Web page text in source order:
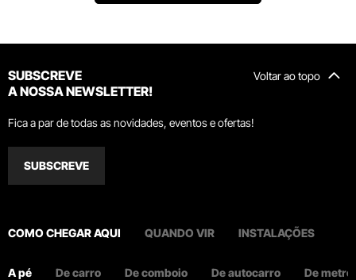
Voltar ao topo
SUBSCREVE
A NOSSA NEWSLETTER!
Fica a par de todas as novidades, eventos e ofertas!
SUBSCREVE
COMO CHEGAR AQUI QUANDO VIR INSTALAÇÕES
A pé De carro De comboio De autocarro De metro